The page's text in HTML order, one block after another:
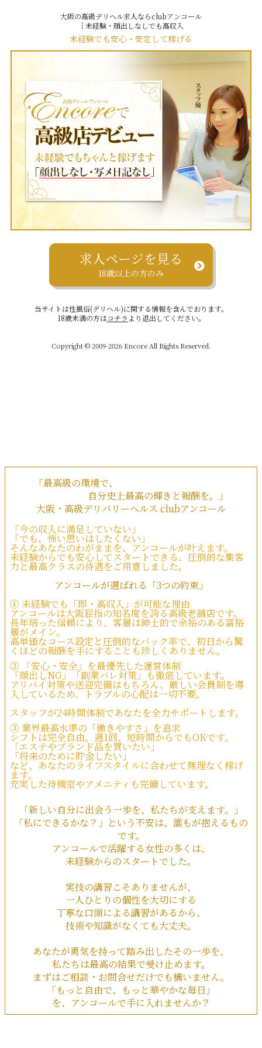
大阪の高級デリヘル求人ならclubアンコール
｜未経験・顔出しなしでも高収入
未経験でも安心・安定して稼げる
求人ページを見る
18歳以上の方のみ
当サイトは性風俗(デリヘル)に関する情報を含んでおります。
18歳未満の方はコチラ より退出してください。
Copyright © 2009-2026 Encore All Rights Reserved.
「最高級の環境で、
自分史上最高の輝きと報酬を。」
大阪・高級デリバリーヘルス clubアンコール
「今の収入に満足していない」
「でも、怖い思いはしたくない」
そんなあなたのわがままを、アンコールが叶えます。
未経験からでも安心してスタートできる、圧倒的な集客
力と最高クラスの待遇をご用意しました。
アンコールが選ばれる「3つの約束」
① 未経験でも「即・高収入」が可能な理由
アンコールは大阪屈指の知名度を誇る高級老舗店です。
長年培った信頼により、客層は紳士的で余裕のある富裕
層がメイン。
高単価なコース設定と圧倒的なバック率で、初日から驚
くほどの報酬を手にすることも珍しくありません。
② 「安心・安全」を最優先した運営体制
「顔出しNG」「副業バレ対策」も徹底しています。
アリバイ対策や送迎完備はもちろん、厳しい会員制を導
入しているため、トラブルの心配は一切不要。
スタッフが24時間体制であなたを全力サポートします。
③ 業界最高水準の「働きやすさ」を追求
シフトは完全自由。週1回、短時間からでもOKです。
「エステやブランド品を買いたい」
「将来のために貯金したい」
など、あなたのライフスタイルに合わせて無理なく稼げ
ます。
充実した待機室やアメニティも完備しています。
「新しい自分に出会う一歩を、私たちが支えます。」
「私にできるかな？」という不安は、誰もが抱えるもの
です。
アンコールで活躍する女性の多くは、
未経験からのスタートでした。
実技の講習こそありませんが、
一人ひとりの個性を大切にする
丁寧な口頭による講習があるから、
技術や知識がなくても大丈夫。
あなたが勇気を持って踏み出したその一歩を、
私たちは最高の結果で受け止めます。
まずはご相談・お問合せだけでも構いません。
「もっと自由で、もっと華やかな毎日」
を、アンコールで手に入れませんか？